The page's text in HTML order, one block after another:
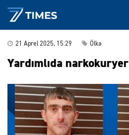
21 Aprel 2025, 15:29 Ölkə
Yardımlıda